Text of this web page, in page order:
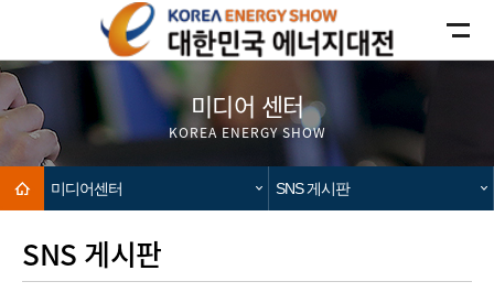
본문으로 가기
주메뉴로 가기
카피라이트로 가기
미디어 센터
KOREA ENERGY SHOW
미디어센터 SNS 게시판
SNS 게시판